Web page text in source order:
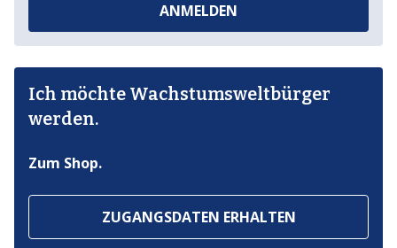
ANMELDEN
Ich möchte Wachstumsweltbürger
werden.
Zum Shop.
ZUGANGSDATEN ERHALTEN